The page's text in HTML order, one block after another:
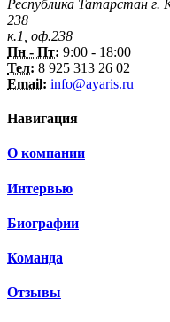
Республика Татарстан г.
238
к.1, оф.238
Пн - Пт: 9:00 - 18:00
Тел: 8 925 313 26 02
Email: info@ayaris.ru
Навигация
О компании
Интервью
Биографии
Команда
Отзывы